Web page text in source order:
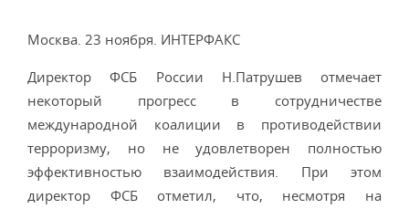
Москва. 23 ноября. ИНТЕРФАКС
Директор ФСБ России Н.Патрушев отмечает
некоторый прогресс в сотрудничестве
международной коалиции в противодействии
терроризму, но не удовлетворен полностью
эффективностью взаимодействия. При этом
директор ФСБ отметил, что, несмотря на